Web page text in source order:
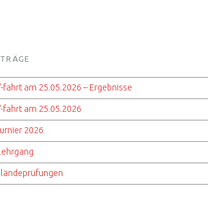
am 25.05.2026 – Ergebnisse
am 25.05.2026
2026